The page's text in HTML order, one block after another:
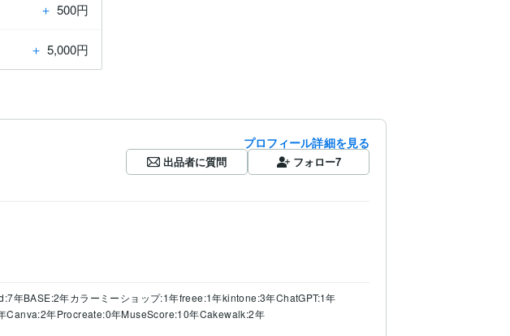
＋ 500円
＋ 5,000円
プロフィール詳細を見る
出品者に質問 フォロー7
年BASE:2年カラーミーショップ:1年freee:1年kintone:3年ChatGPT:1年
Canva:2年Procreate:0年MuseScore:10年Cakewalk:2年